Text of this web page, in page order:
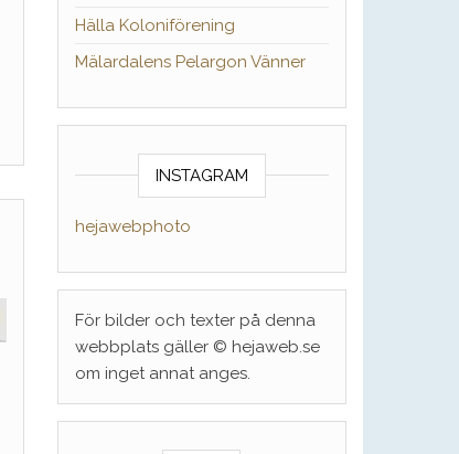
Hälla Koloniförening
Mälardalens Pelargon Vänner
INSTAGRAM
hejawebphoto
För bilder och texter på denna
webbplats gäller © hejaweb.se
om inget annat anges.